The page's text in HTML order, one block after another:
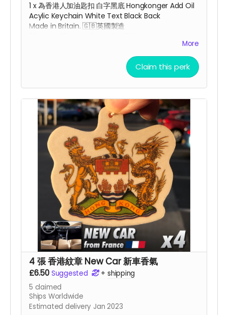
1 x 為香港人加油匙扣 白字黑底 Hongkonger Add Oil
Acylic Keychain White Text Black Back
Made in Britain. 🇬🇧英國製造
More
Claim this perk
4 張 香港紋章 New Car 新車香氣
£6.50 Suggested + shipping
5 claimed
Ships Worldwide
Estimated delivery Jan 2023